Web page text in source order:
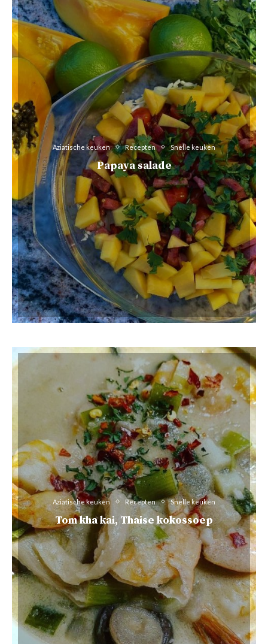
Aziatische keuken Recepten Snelle keuken
Papaya salade
Aziatische keuken Recepten Snelle keuken
Tom kha kai, Thaise kokossoep